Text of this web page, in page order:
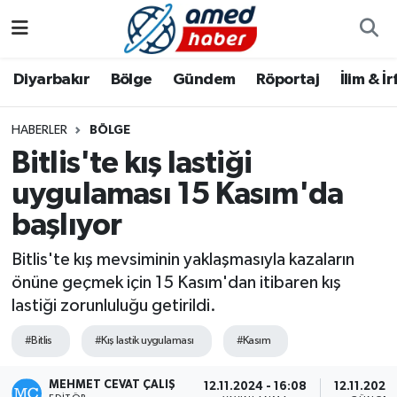
Diyarbakır Bölge Gündem Röportaj İlim &
HABERLER BÖLGE
Bitlis'te kış lastiği
uygulaması 15 Kasım'da
başlıyor
Bitlis'te kış mevsiminin yaklaşmasıyla kazaların
önüne geçmek için 15 Kasım'dan itibaren kış
lastiği zorunluluğu getirildi.
#Bitlis #Kış lastik uygulaması #Kasım
MEHMET CEVAT ÇALIŞ 12.11.2024 - 16:08
Bölge
Röportaj
Foto Galeri
Aile
Asayiş
Bilim & Teknoloji
Dünya
Eğitim
Ekonomi
Diyarbakır Hava Durumu
Diyarbakır Namaz Vakitleri
Diyarbakır Trafik Yoğunluk Haritası
Tüm Manşetler
Son Dakika Haberleri
Haber Arşivi